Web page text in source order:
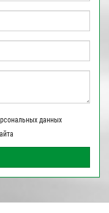
данных